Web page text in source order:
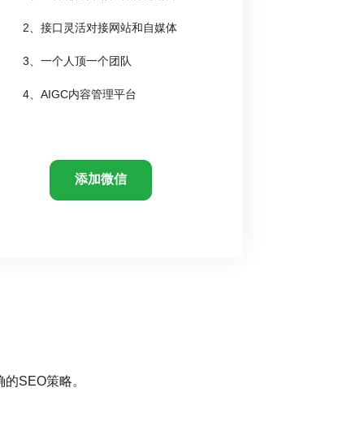
2、接口灵活对接网站和自媒体
3、一个人顶一个团队
4、AIGC内容管理平台
添加微信
SEO策略。